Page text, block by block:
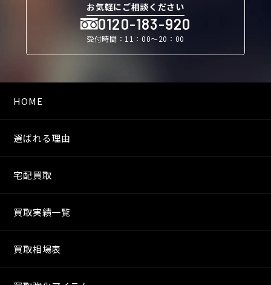
お気軽にご相談ください
0120-183-920
受付時間：11：00〜20：00
HOME
選ばれる理由
宅配買取
買取実績一覧
買取相場表